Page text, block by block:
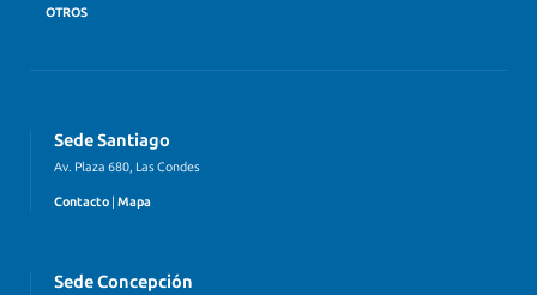
OTROS
Sede Santiago
Av. Plaza 680, Las Condes
Contacto Mapa
Sede Concepción